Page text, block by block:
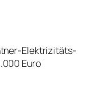
Elektrizitäts-
Euro